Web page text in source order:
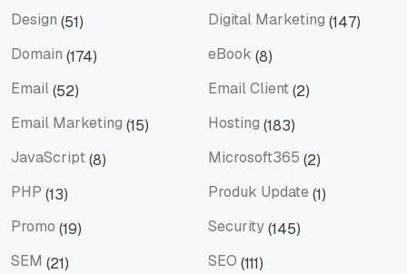
Design (51) Digital Marketing (147)
Domain (174) eBook (8)
Email(52) Email Client(2)
Email Marketing (15) Hosting (183)
JavaScript(8) Microsoft365 (2)
PHP (13) Produk Update (1)
Promo (19) Security(145)
SEM (21) SEO (111)